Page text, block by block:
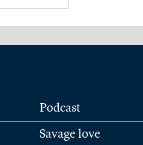
Podcast
Savage love